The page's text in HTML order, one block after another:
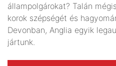
állampolgárokat? Talán
korok szépségét és
Devonban, Anglia egyik
jártunk.